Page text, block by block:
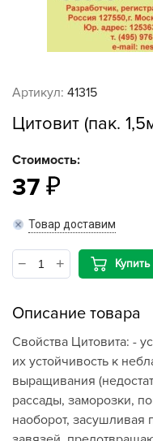
Артикул: 41315
Цитовит (пак.
Стоимость:
37
Товар доставим
Купить
Описание товара
Свойства Цитовита: -
их устойчивость к
выращивания
рассады, заморозки,
наоборот, засушливая